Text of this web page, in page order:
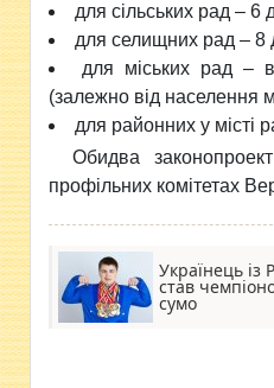
для сільських рад – 6
для селищних рад – 8
для міських рад –
(залежно від населення
для районних у місті
Обидва
профільних комітетах
Українець із
став
сумо